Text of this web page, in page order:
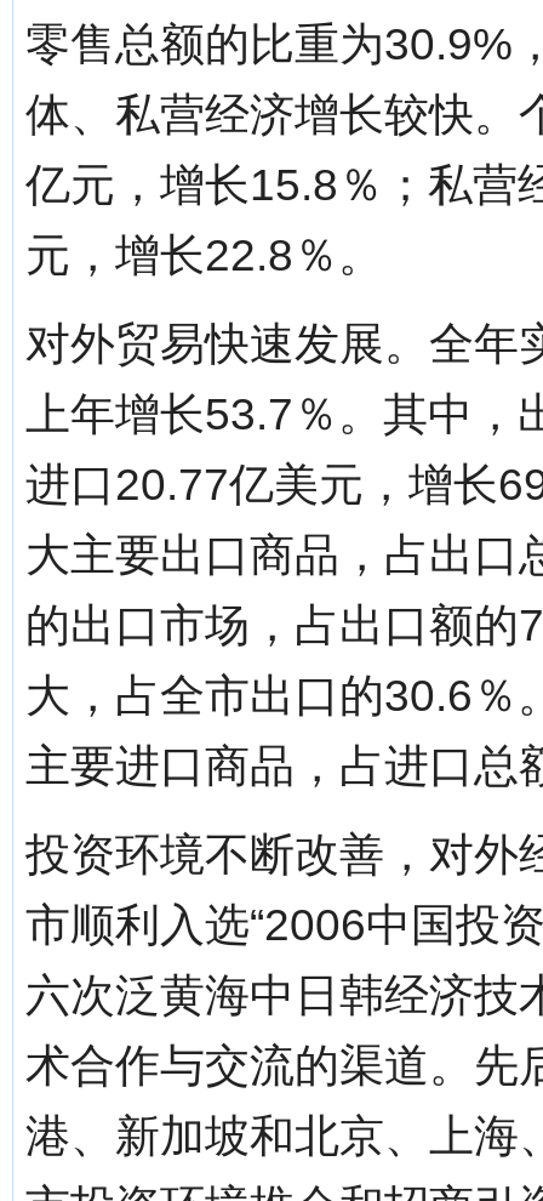
零售总额的比重为30.9%
体、私营经济增长较快。
亿元，增长15.8％；私营
元，增长22.8％。
对外贸易快速发展。全年
上年增长53.7％。其中
进口20.77亿美元，增长
大主要出口商品，占出口
的出口市场，占出口额的
大，占全市出口的30.6％
主要进口商品，占进口总
投资环境不断改善，对外
市顺利入选“2006中国投
六次泛黄海中日韩经济技
术合作与交流的渠道。先
港、新加坡和北京、上海